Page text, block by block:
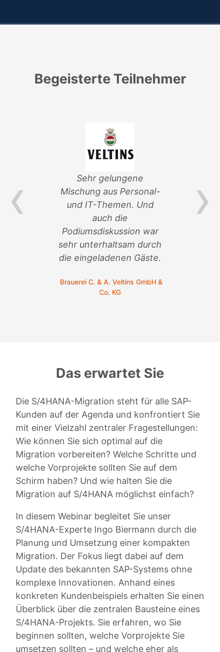
Begeisterte Teilnehmer
‹
Sehr gelungene
Mischung aus Personal-
und IT-Themen. Und
auch die
Podiumsdiskussion war
sehr unterhaltsam durch
die eingeladenen Gäste.
Brauerei C. & A. Veltins GmbH &
Co. KG
an
›
Das erwartet Sie
Die S/4HANA-Migration steht für alle SAP-
Kunden auf der Agenda und konfrontiert Sie
mit einer Vielzahl zentraler Fragestellungen:
Wie können Sie sich optimal auf die
Migration vorbereiten? Welche Schritte und
welche Vorprojekte sollten Sie auf dem
Schirm haben? Und wie halten Sie die
Migration auf S/4HANA möglichst einfach?
In diesem Webinar begleitet Sie unser
S/4HANA-Experte Ingo Biermann durch die
Planung und Umsetzung einer kompakten
Migration. Der Fokus liegt dabei auf dem
Update des bekannten SAP-Systems ohne
komplexe Innovationen. Anhand eines
konkreten Kundenbeispiels erhalten Sie einen
Überblick über die zentralen Bausteine eines
S/4HANA-Projekts. Sie erfahren, wo Sie
beginnen sollten, welche Vorprojekte Sie
umsetzen sollten – und welche eher als